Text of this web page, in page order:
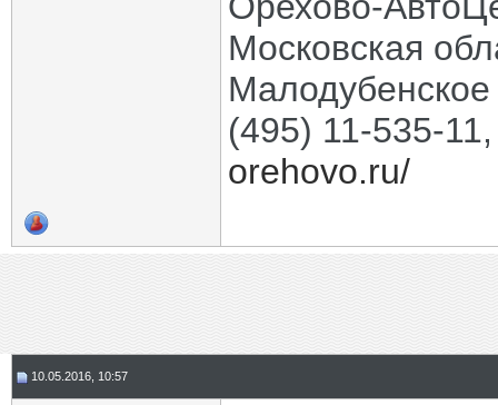
Московская
(495) 11-535-
orehovo.ru/
10.05.2016, 10:57